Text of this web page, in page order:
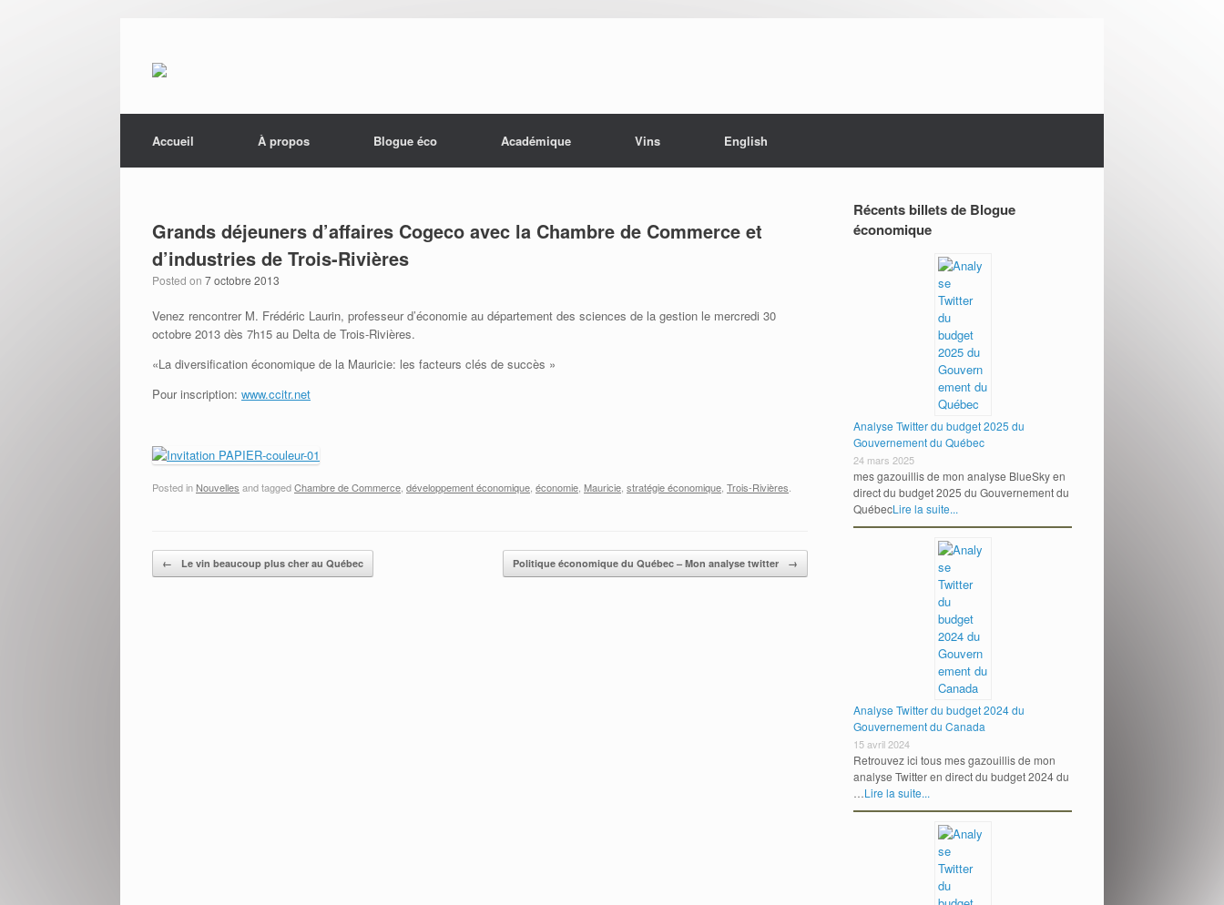
Accueil
À propos Blogue éco Académique Vins English
Grands déjeuners d’affaires Cogeco avec la Chambre de Commerce et
d’industries de Trois-Rivières
Posted on 7 octobre 2013
Venez rencontrer M. Frédéric Laurin, professeur d’économie au département des sciences de la gestion le mercredi 30
octobre 2013 dès 7h15 au Delta de Trois-Rivières.
«La diversification économique de la Mauricie: les facteurs clés de succès »
Pour inscription: www.ccitr.net
Posted in Nouvelles and taggedChambre de Commerce développement économique économie Mauricie stratégie économique Trois-Rivières
Post navigation
← Le vin beaucoup plus cher au Québec Politique économique du Québec – Mon analyse twitter →
Récents billets de Blogue
économique
Analyse Twitter du budget 2025 du
Gouvernement du Québec
24 mars 2025
mes gazouillis de mon analyse BlueSky en
direct du budget 2025 du Gouvernement du
QuébecLire la suite...
Analyse Twitter du budget 2024 du
Gouvernement du Canada
15 avril 2024
Retrouvez ici tous mes gazouillis de mon
analyse Twitter en direct du budget 2024 du
…Lire la suite...